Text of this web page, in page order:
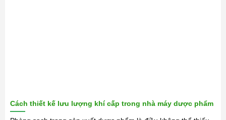
Cách thiết kế lưu lượng khí cấp trong nhà máy dược phẩm